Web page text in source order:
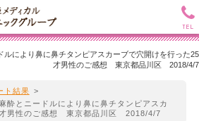
ルにより鼻に鼻チタンピアスカーブで穴開けを行った25
才男性のご感想 東京都品川区 2018/4/7
ト結果 >
酔とニードルにより鼻に鼻チタンピアスカ
才男性のご感想 東京都品川区 2018/4/7
TEL